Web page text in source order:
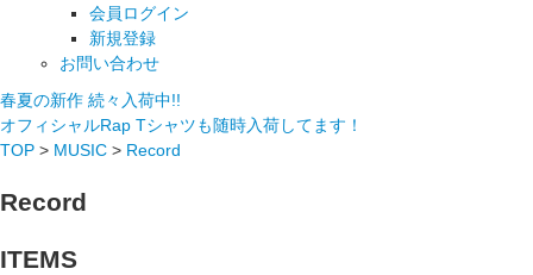
会員ログイン
新規登録
お問い合わせ
春夏の新作 続々入荷中!!
オフィシャルRap Tシャツも随時入荷してます！
TOP > MUSIC > Record
Record
ITEMS